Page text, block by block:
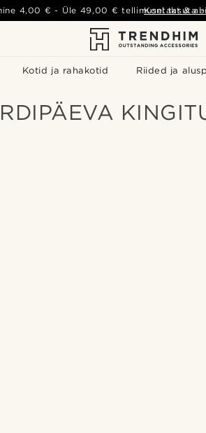
Kotid ja rahakotid Riided ja
4,00 € - Üle 49,00 € tellimusel tasuta-
Kontakt & abi